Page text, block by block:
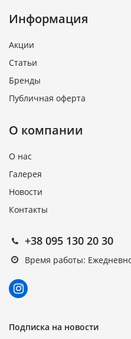
Информация
Акции
Статьи
Бренды
Публичная оферта
О компании
О нас
Галерея
Новости
Контакты
+38 095 130 20 30
Время работы:
Подписка на новости